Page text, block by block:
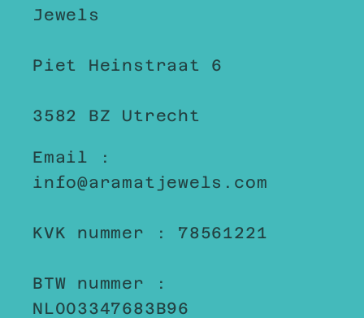
Jewels
Piet Heinstraat 6
3582 BZ Utrecht
Email :
info@aramatjewels.com
KVK nummer : 78561221
BTW nummer :
NL003347683B96